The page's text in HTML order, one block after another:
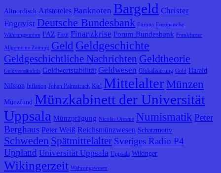
Altnordisch Aristoteles Banknoten Bargeld Christer
Engqvist Deutsche Bundesbank Europa
Europäische
Währungsunion
FAZ Fazit Finanzkrise Forum Bundesbank Frankfurter
Allgemeine Zeitung Geld Geldgeschichte
Geldgeschichtliche Nachrichten Geldtheorie
Geldverständnis Geldwertstabilität Geldwesen Globalisierung Gold Harald
Nilsson Inflation Johan Palmstruch Kiel Mittelalter Münzen
Münzfund Münzkabinett der Universität
Uppsala Münzprägung Nicolas Oresme Numismatik Peter
Berghaus Peter Weiß Reichsmünzwesen Schatzmotiv
Schweden Spätmittelalter Sveriges Radio P4
Uppland Universität Uppsala Uppsala Wikinger
Wikingerzeit Währungswesen